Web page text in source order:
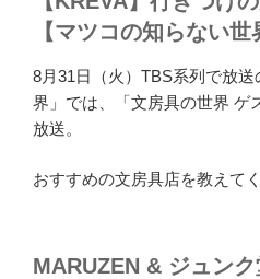
【マツコの知らない世
8月31日（火）TBS系列で放
界」では、「文房具の世界 ゲ
放送。
おすすめの文房具店を教えて
MARUZEN & ジュン